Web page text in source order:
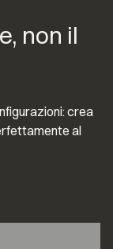
non il
crea
al